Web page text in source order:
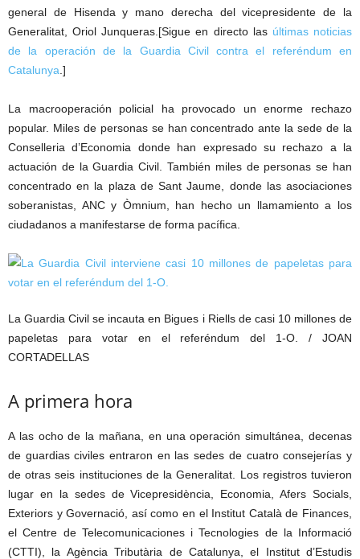
general de Hisenda y mano derecha del vicepresidente de la
Generalitat, Oriol Junqueras.[Sigue en directo las últimas noticias
de la operación de la Guardia Civil contra el referéndum en
Catalunya .]
La macrooperación policial ha provocado un enorme rechazo
popular. Miles de personas se han concentrado ante la sede de la
Conselleria d’Economia donde han expresado su rechazo a la
actuación de la Guardia Civil. También miles de personas se han
concentrado en la plaza de Sant Jaume, donde las asociaciones
soberanistas, ANC y Òmnium, han hecho un llamamiento a los
ciudadanos a manifestarse de forma pacífica.
La Guardia Civil se incauta en Bigues i Riells de casi 10 millones de
papeletas para votar en el referéndum del 1-O. / JOAN
CORTADELLAS
A primera hora
A las ocho de la mañana, en una operación simultánea, decenas
de guardias civiles entraron en las sedes de cuatro consejerías y
de otras seis instituciones de la Generalitat. Los registros tuvieron
lugar en la sedes de Vicepresidència, Economia, Afers Socials,
Exteriors y Governació, así como en el Institut Català de Finances,
el Centre de Telecomunicaciones i Tecnologies de la Informació
(CTTI), la Agència Tributària de Catalunya, el Institut d’Estudis